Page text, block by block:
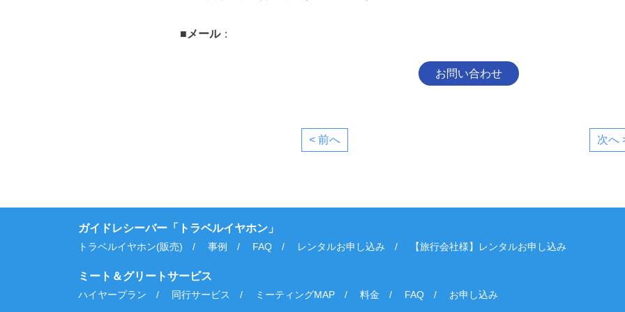
■メール：
お問い合わせ
< 前へ 次へ
ガイドレシーバー「トラベルイヤホン」
トラベルイヤホン(販売) 事例 FAQ レンタルお申し込み 【旅行会社様】レンタルお申し込み
ミート＆グリートサービス
ハイヤープラン 同行サービス ミーティングMAP 料金 FAQ お申し込み